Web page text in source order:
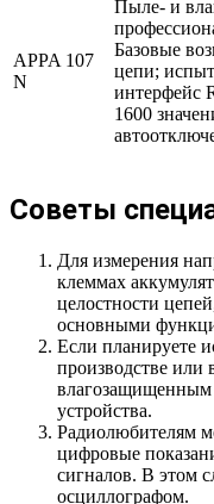
APPA 107
N
Пыле- и
Базовые
цепи;
интерфейс
1600
Советы
Для измерения
клеммах
целостности
основными
Если планируете
производстве или
влагозащищенным
устройства.
Радиолюбителям
цифровые
сигналов. В этом
осциллографом.